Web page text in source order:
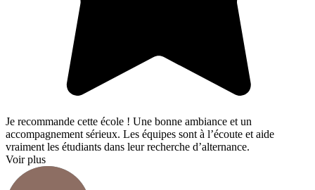
Je recommande cette école ! Une bonne ambiance et un
accompagnement sérieux. Les équipes sont à l’écoute et aide
vraiment les étudiants dans leur recherche d’alternance.
Voir plus